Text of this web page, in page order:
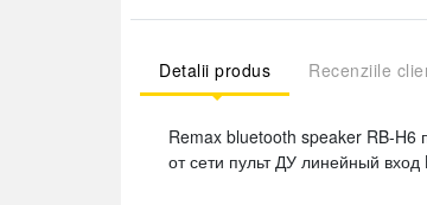
Detalii produs Recenziile
Remax bluetooth speaker RB-H6
от сети пульт ДУ линейный вход